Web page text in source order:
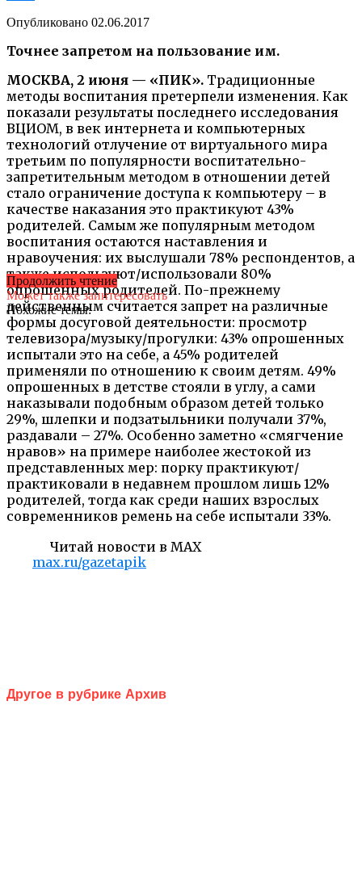
Опубликовано 02.06.2017
Точнее запретом на пользование им.
МОСКВА, 2 июня — «ПИК». Традиционные
методы воспитания претерпели изменения. Как
показали результаты последнего исследования
ВЦИОМ, в век интернета и компьютерных
технологий отлучение от виртуального мира
третьим по популярности воспитательно-
запретительным методом в отношении детей
стало ограничение доступа к компьютеру – в
качестве наказания это практикуют 43%
родителей. Самым же популярным методом
воспитания остаются наставления и
нравоучения: их выслушали 78% респондентов, а
также используют/использовали 80%
опрошенных родителей. По-прежнему
действенным считается запрет на различные
формы досуговой деятельности: просмотр
телевизора/музыку/прогулки: 43% опрошенных
испытали это на себе, а 45% родителей
применяли по отношению к своим детям. 49%
опрошенных в детстве стояли в углу, а сами
наказывали подобным образом детей только
29%, шлепки и подзатыльники получали 37%,
раздавали – 27%. Особенно заметно «смягчение
нравов» на примере наиболее жестокой из
представленных мер: порку практикуют/
практиковали в недавнем прошлом лишь 12%
родителей, тогда как среди наших взрослых
современников ремень на себе испытали 33%.
Читай новости в MAX
max.ru/gazetapik
Продолжить чтение
Может также заинтересовать
Похожие темы:
Другое в рубрике Архив